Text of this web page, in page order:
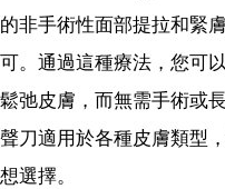
的非手術性面部提拉和緊
可。通過這種療法，您可
鬆弛皮膚，而無需手術或
聲刀適用於各種皮膚類型
想選擇。